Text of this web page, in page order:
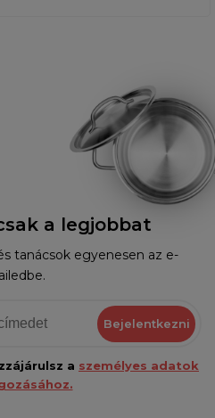
a legjobbat
tanácsok egyenesen az e-
Bejelentkezni
a személyes adatok